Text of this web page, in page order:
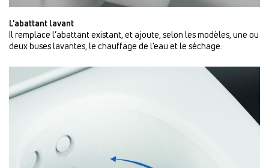
L’abattant lavant
Il remplace l’abattant existant, et ajoute, selon les modèles, une ou
deux buses lavantes, le chauffage de l’eau et le séchage.